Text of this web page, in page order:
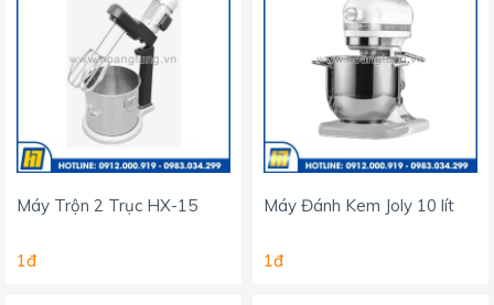
Máy Trộn 2 Trục HX-15
1đ
Máy Đánh Kem Joly 10 lít
1đ